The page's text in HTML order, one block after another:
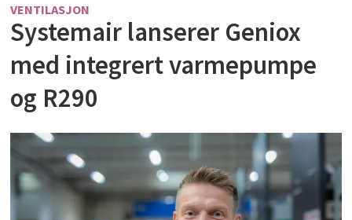
VENTILASJON
Systemair lanserer Geniox
med integrert varmepumpe
og R290